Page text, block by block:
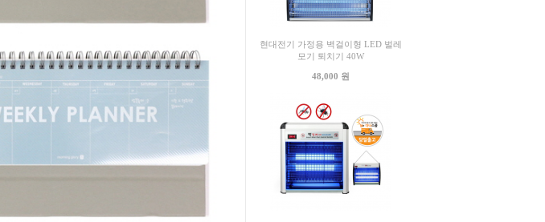
현대전기 가정용 벽걸이형 LED 벌레
모기 퇴치기 40W
48,000 원